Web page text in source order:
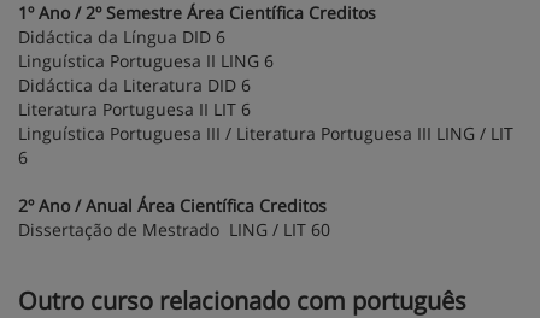
1º Ano / 2º Semestre Área Científica Creditos
Didáctica da Língua DID 6
Linguística Portuguesa II LING 6
Didáctica da Literatura DID 6
Literatura Portuguesa II LIT 6
Linguística Portuguesa III / Literatura Portuguesa III LING / LIT
6
2º Ano / Anual Área Científica Creditos
Dissertação de Mestrado LING / LIT 60
Outro curso relacionado com português